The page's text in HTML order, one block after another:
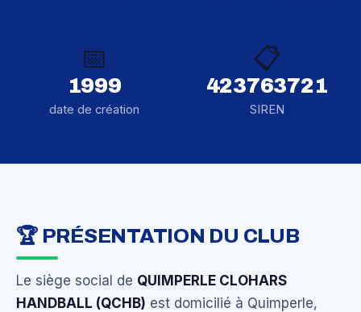
📅
1999
date de création
📋
423763721
SIREN
🏆 PRÉSENTATION DU CLUB
Le siège social de QUIMPERLE CLOHARS
HANDBALL (QCHB) est domicilié à Quimperle,